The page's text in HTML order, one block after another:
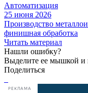
Автоматизация
25 июня 2026
Производство
финишная обработка
Читать материал
Нашли ошибку?
Выделите ее мышкой и
Поделиться
РЕКЛАМА